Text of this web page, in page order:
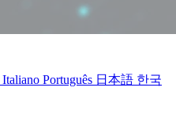
Italiano Português 日本語 한국